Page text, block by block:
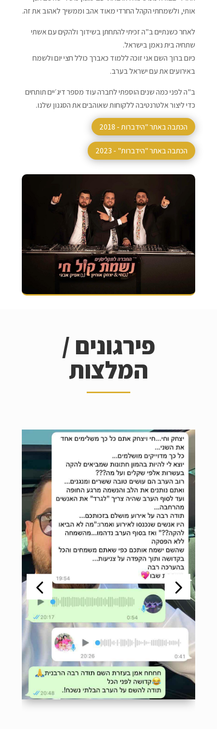
אותי, ולשמחתי הקהל החרדי מאוד אהב וממשיך לאהוב את זה.
לאחר כשנתיים ב"ה זכיתי להתחתן בשידוך ולהקים עם אשתי
שתחיה בית נאמן בישראל.
כיום ברוך השם אני זוכה ללמוד כאברך כולל חצי יום ולשמח
באירועים את עם ישראל בערב.
ב"ה לפני כמה שנים הוספתי לחברה עוד מספר דיג׳יים תותחים
כדי ליצור אלטרנטיבה ללקוחות שאוהבים את הסגנון שלנו.
הכתבה באתר "הידברות - 2018
הכתבה באתר "הידברות" - 2023
פירגונים /
המלצות